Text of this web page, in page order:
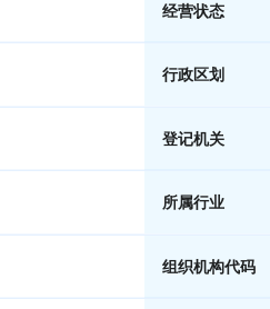
经营状态
行政区划
登记机关
所属行业
组织机构代码